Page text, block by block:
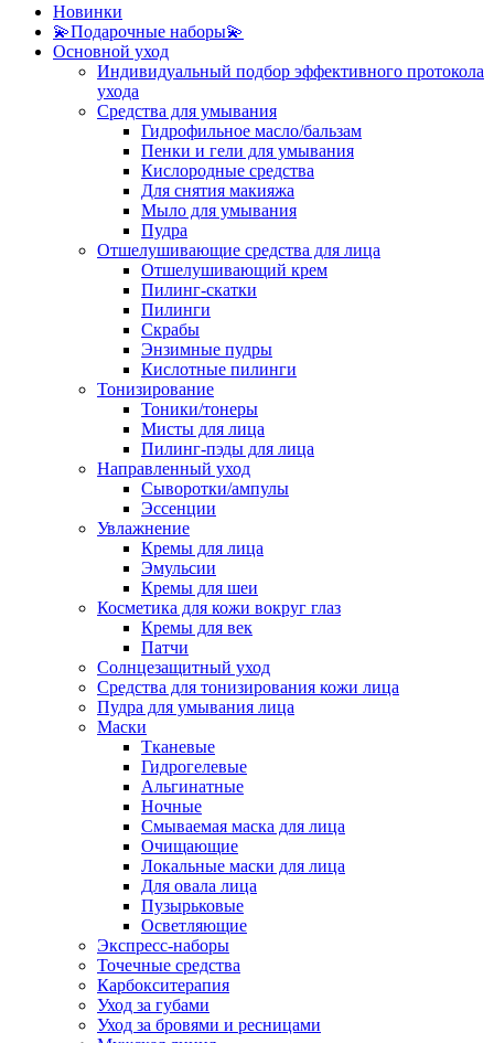
Новинки
💫Подарочные наборы💫
Основной уход
Индивидуальный подбор эффективного протокола
ухода
Средства для умывания
Гидрофильное масло/бальзам
Пенки и гели для умывания
Кислородные средства
Для снятия макияжа
Мыло для умывания
Пудра
Отшелушивающие средства для лица
Отшелушивающий крем
Пилинг-скатки
Пилинги
Скрабы
Энзимные пудры
Кислотные пилинги
Тонизирование
Тоники/тонеры
Мисты для лица
Пилинг-пэды для лица
Направленный уход
Сыворотки/ампулы
Эссенции
Увлажнение
Кремы для лица
Эмульсии
Кремы для шеи
Косметика для кожи вокруг глаз
Кремы для век
Патчи
Солнцезащитный уход
Средства для тонизирования кожи лица
Пудра для умывания лица
Маски
Тканевые
Гидрогелевые
Альгинатные
Ночные
Смываемая маска для лица
Очищающие
Локальные маски для лица
Для овала лица
Пузырьковые
Осветляющие
Экспресс-наборы
Точечные средства
Карбокситерапия
Уход за губами
Уход за бровями и ресницами